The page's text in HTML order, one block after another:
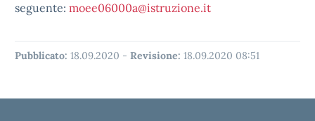
seguente: moee06000a@istruzione.it
Pubblicato: 18.09.2020 - Revisione: 18.09.2020 08:51